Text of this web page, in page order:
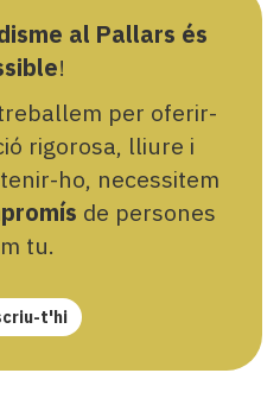
al Pallars és
!
per oferir-
rigorosa, lliure i
ho, necessitem
de persones
tu.
t'hi